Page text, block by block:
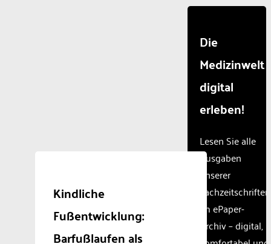
Kindliche
Fußentwicklung:
Barfußlaufen als
Die
Medizinwelt
digital
erleben!
Lesen Sie alle
Ausgaben
unserer
Fachzeitschriften
im ePaper-
Archiv – digital,